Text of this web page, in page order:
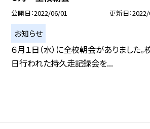
公開日 2022/06/01 更新日
お知らせ
６月１日（水）に全校朝会がありました
日行われた持久走記録会を...